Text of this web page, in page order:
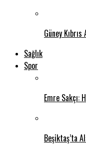
Güney
Sağlık
Spor
Emre Sakçı:
Beşiktaş’ta